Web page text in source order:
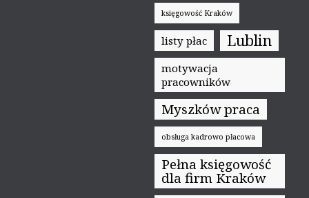
księgowość Kraków
listy płac Lublin
motywacja
pracowników
Myszków praca
obsługa kadrowo płacowa
Pełna księgowość
dla firm Kraków